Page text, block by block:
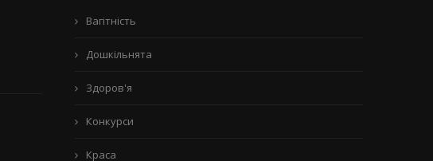
Вагітність
Дошкільнята
Здоров'я
Конкурси
Краса